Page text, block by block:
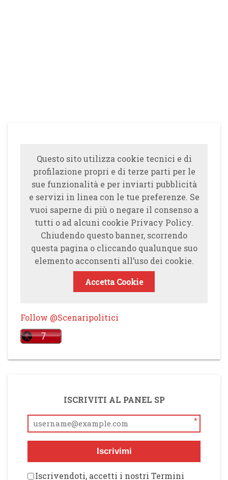
Questo sito utilizza cookie tecnici e di
profilazione propri e di terze parti per le
sue funzionalità e per inviarti pubblicità
e servizi in linea con le tue preferenze. Se
vuoi saperne di più o negare il consenso a
tutti o ad alcuni cookie Privacy Policy.
Chiudendo questo banner, scorrendo
questa pagina o cliccando qualunque suo
elemento acconsenti all’uso dei cookie.
Accetta Cookie
Follow @Scenaripolitici
ISCRIVITI AL PANEL SP
*
Iscrivimi
Iscrivendoti, accetti i nostri Termini